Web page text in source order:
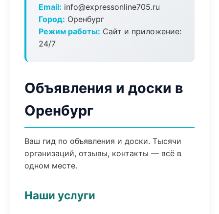
Email: info@expressonline705.ru
Город: Оренбург
Режим работы: Сайт и приложение:
24/7
Объявления и доски в
Оренбург
Ваш гид по объявления и доски. Тысячи
организаций, отзывы, контакты — всё в
одном месте.
Наши услуги